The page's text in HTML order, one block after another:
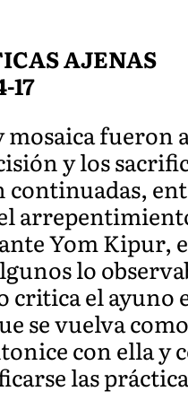
AJENAS
17
mosaica
y los
Yom Kipur,
lo
critica el
se vuelva
con ella
las